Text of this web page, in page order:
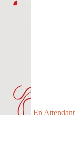
En Attendant